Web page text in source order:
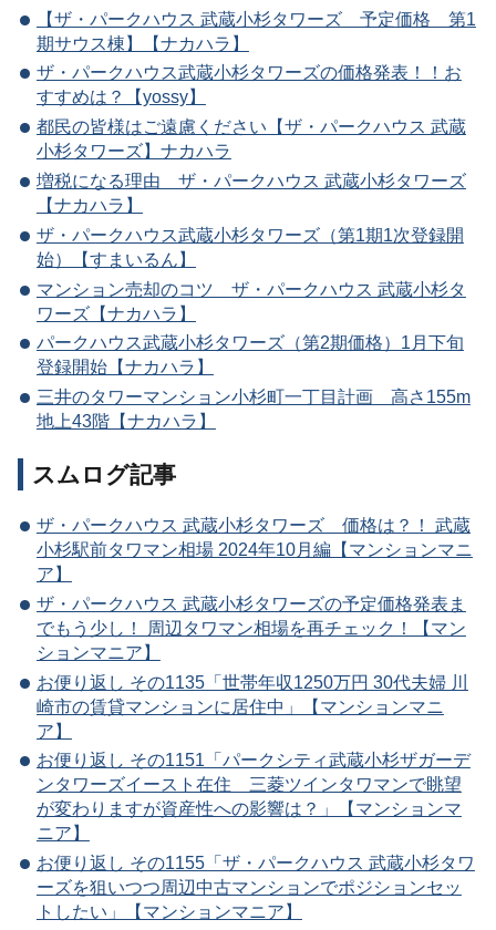
【ザ・パークハウス 武蔵小杉タワーズ 予定価格 第1
期サウス棟】【ナカハラ】
ザ・パークハウス武蔵小杉タワーズの価格発表！！お
すすめは？【yossy】
都民の皆様はご遠慮ください【ザ・パークハウス 武蔵
小杉タワーズ】ナカハラ
増税になる理由 ザ・パークハウス 武蔵小杉タワーズ
【ナカハラ】
ザ・パークハウス武蔵小杉タワーズ（第1期1次登録開
始）【すまいるん】
マンション売却のコツ ザ・パークハウス 武蔵小杉タ
ワーズ【ナカハラ】
パークハウス武蔵小杉タワーズ（第2期価格）1月下旬
登録開始【ナカハラ】
三井のタワーマンション小杉町一丁目計画 高さ155m
地上43階【ナカハラ】
スムログ記事
ザ・パークハウス 武蔵小杉タワーズ 価格は？！ 武蔵
小杉駅前タワマン相場 2024年10月編【マンションマニ
ア】
ザ・パークハウス 武蔵小杉タワーズの予定価格発表ま
でもう少し！ 周辺タワマン相場を再チェック！【マン
ションマニア】
お便り返し その1135「世帯年収1250万円 30代夫婦 川
崎市の賃貸マンションに居住中」【マンションマニ
ア】
お便り返し その1151「パークシティ武蔵小杉ザガーデ
ンタワーズイースト在住 三菱ツインタワマンで眺望
が変わりますが資産性への影響は？」【マンションマ
ニア】
お便り返し その1155「ザ・パークハウス 武蔵小杉タワ
ーズを狙いつつ周辺中古マンションでポジションセッ
トしたい」【マンションマニア】